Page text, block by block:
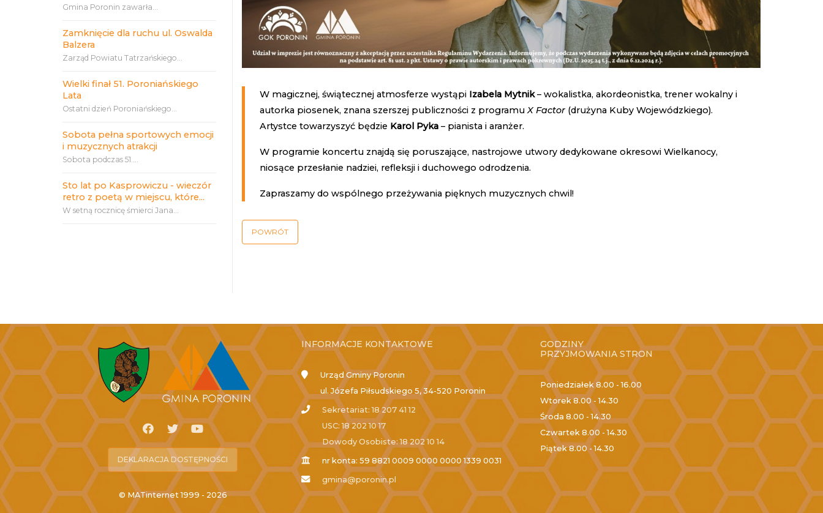
Gmina Poronin zawarła...
Zamknięcie dla ruchu ul. Oswalda
Balzera
Zarząd Powiatu Tatrzańskiego...
Wielki finał 51. Poroniańskiego
Lata
Ostatni dzień Poroniańskiego...
Sobota pełna sportowych emocji
i muzycznych atrakcji
Sobota podczas 51....
Sto lat po Kasprowiczu - wieczór
retro z poetą w miejscu, które...
W setną rocznicę śmierci Jana...
W magicznej, świątecznej atmosferze wystąpi Izabela Mytnik– wokalistka, akordeonistka, trener wokalny i
autorka piosenek, znana szerszej publiczności z programuX Factor (drużyna Kuby Wojewódzkiego).
Artystce towarzyszyć będzie Karol Pyka – pianista i aranżer.
W programie koncertu znajdą się poruszające, nastrojowe utwory dedykowane okresowi Wielkanocy,
niosące przesłanie nadziei, refleksji i duchowego odrodzenia.
Zapraszamy do wspólnego przeżywania pięknych muzycznych chwil!
POWRÓT
DEKLARACJA DOSTĘPNOŚCI
© MATinternet 1999 - 2026
INFORMACJE KONTAKTOWE
Urząd Gminy Poronin
ul. Józefa Piłsudskiego 5, 34-520 Poronin
Sekretariat: 18 207 41 12
USC: 18 202 10 17
Dowody Osobiste: 18 202 10 14
nr konta: 59 8821 0009 0000 0000 1339 0031
gmina@poronin.pl
GODZINY
PRZYJMOWANIA STRON
Poniedziałek 8.00 - 16.00
Wtorek8.00 - 14.30
Środa 8.00 - 14.30
Czwartek 8.00 - 14.30
Piątek8.00 - 14.30